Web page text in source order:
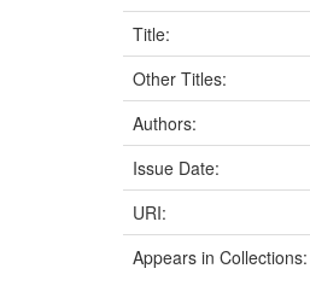
Title:
Other Titles:
Authors:
Issue Date:
URI:
Appears in Collections: